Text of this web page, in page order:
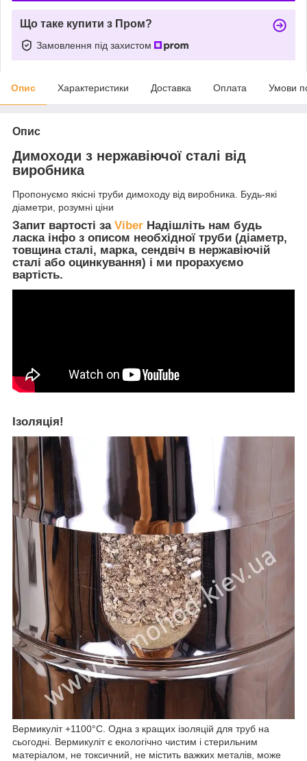
Що таке купити з Пром?
Замовлення під захистом
Опис Характеристики Доставка Оплата Умови
Опис
Димоходи з нержавіючої сталі від
виробника
Пропонуємо якісні труби димоходу від виробника. Будь-які
діаметри, розумні ціни
Запит вартості за Viber Надішліть нам будь
ласка інфо з описом необхідної труби (діаметр,
товщина сталі, марка, сендвіч в нержавіючій
сталі або оцинкування) і ми прорахуємо
вартість.
Ізоляція!
Вермикуліт +1100°С. Одна з кращих ізоляцій для труб на
сьогодні. Вермикуліт є екологічно чистим і стерильним
матеріалом, не токсичний, не містить важких металів, може